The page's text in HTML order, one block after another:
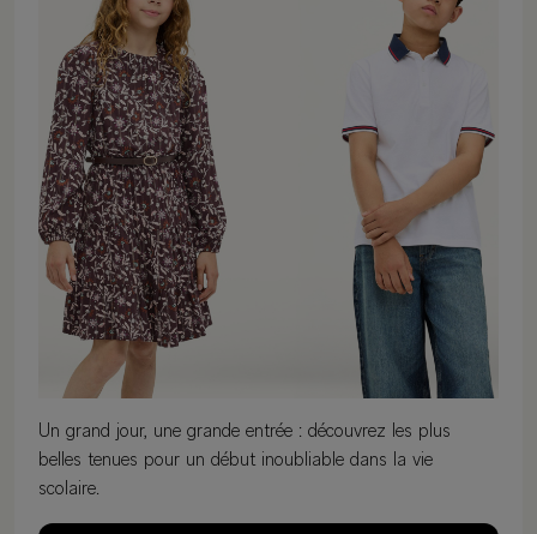
Un grand jour, une grande entrée : découvrez les plus
belles tenues pour un début inoubliable dans la vie
scolaire.